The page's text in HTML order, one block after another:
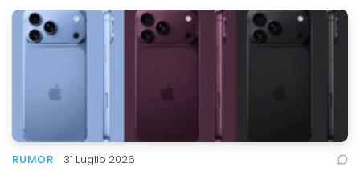
RUMOR 31 Luglio 2026